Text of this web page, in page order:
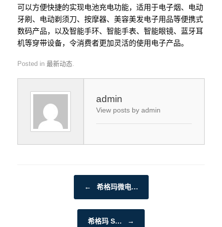
可以方便快捷的实现电池充电功能，适用于电子烟、电动
牙刷、电动剃须刀、按摩器、美容美发电子用品等便携式
数码产品，以及智能手环、智能手表、智能眼镜、蓝牙耳
机等穿带设备，令消费者更加灵活的使用电子产品。
Posted in 最新动态
admin
View posts by admin
Post navigation
← 希格玛微电…
希格玛 S… →